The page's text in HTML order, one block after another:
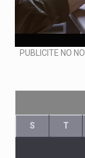
PUBLICITE NO
S T